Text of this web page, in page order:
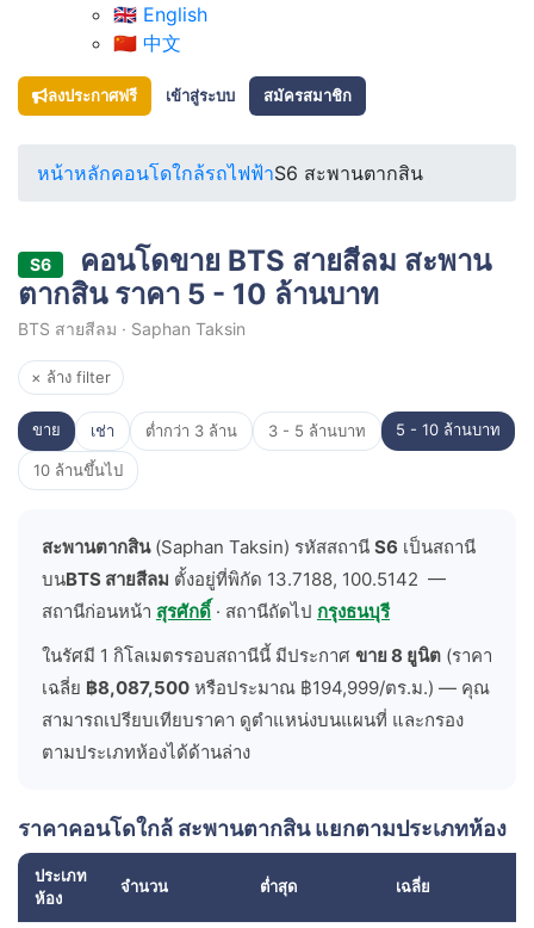
🇬🇧 English
🇨🇳 中文
ลงประกาศฟรี เข้าสู่ระบบ สมัครสมาชิก
หน้าหลักคอนโดใกล้รถไฟฟ้าS6 สะพานตากสิน
S6
คอนโดขาย BTS สายสีลม สะพาน
ตากสิน ราคา 5 - 10 ล้านบาท
BTS สายสีลม · Saphan Taksin
× ล้าง filter
ขาย เช่า ต่ำกว่า 3 ล้าน 3 - 5 ล้านบาท 5 - 10 ล้านบาท
10 ล้านขึ้นไป
สะพานตากสิน(Saphan Taksin) รหัสสถานี S6 เป็นสถานี
บนBTS สายสีลม ตั้งอยู่ที่พิกัด 13.7188, 100.5142 —
สถานีก่อนหน้า สุรศักดิ์ · สถานีถัดไป กรุงธนบุรี
ในรัศมี 1 กิโลเมตรรอบสถานีนี้ มีประกาศ ขาย 8 ยูนิต (ราคา
เฉลี่ย ฿8,087,500 หรือประมาณ ฿194,999/ตร.ม.) — คุณ
สามารถเปรียบเทียบราคา ดูตำแหน่งบนแผนที่ และกรอง
ตามประเภทห้องได้ด้านล่าง
ราคาคอนโดใกล้ สะพานตากสิน แยกตามประเภทห้อง
ประเภท
ห้อง
จำนวน ต่ำสุด เฉลี่ย